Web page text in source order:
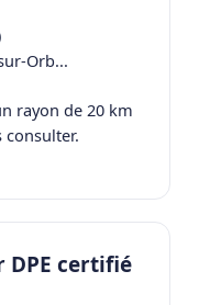
Orb...
rayon de 20 km
consulter.
DPE certifié